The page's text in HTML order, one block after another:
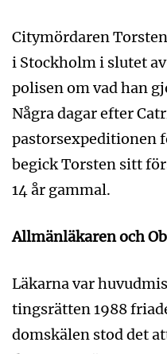
Citymördaren
i Stockholm i slutet
polisen om vad han
Några dagar efter
pastorsexpeditionen
begick Torsten sitt
14 år gammal.
Allmänläkaren och
Läkarna var
tingsrätten 1988
domskälen stod det